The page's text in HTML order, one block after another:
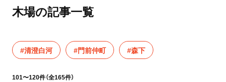
木場の記事一覧
#清澄白河 #門前仲町 #森下
101〜120件（全165件）